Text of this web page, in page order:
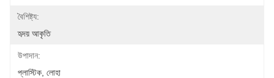
বৈশিষ্ট্য:
হৃদয় আকৃতি
উপাদান:
প্লাস্টিক, লোহা